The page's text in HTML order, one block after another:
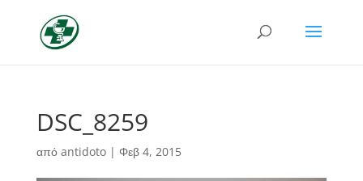
DSC_8259
από antidoto| Φεβ 4, 2015